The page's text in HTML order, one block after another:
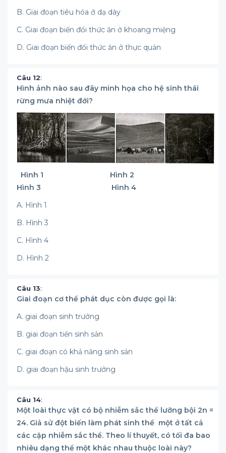
B. Giai đoạn tiêu hóa ở dạ dày
C. Giai đoạn biến đổi thức ăn ở khoang miệng
D. Giai đoạn biến đổi thức ăn ở thực quản
Câu 12:
Hình ảnh nào sau đây minh họa cho hệ sinh thái
rừng mưa nhiệt đới?
Hình 1 Hình 2
Hình 3 Hình 4
A. Hình 1
B. Hình 3
C. Hình 4
D. Hình 2
Câu 13:
Giai đoạn cơ thể phát dục còn được gọi là:
A. giai đoạn sinh trưởng
B. giai đoạn tiền sinh sản
C. giai đoạn có khả năng sinh sản
D. giai đoạn hậu sinh trưởng
Câu 14:
Một loài thực vật có bộ nhiễm sắc thể lưỡng bội 2n =
24. Giả sử đột biến làm phát sinh thể một ở tất cả
các cặp nhiễm sắc thể. Theo lí thuyết, có tối đa bao
nhiêu dạng thể một khác nhau thuộc loài này?